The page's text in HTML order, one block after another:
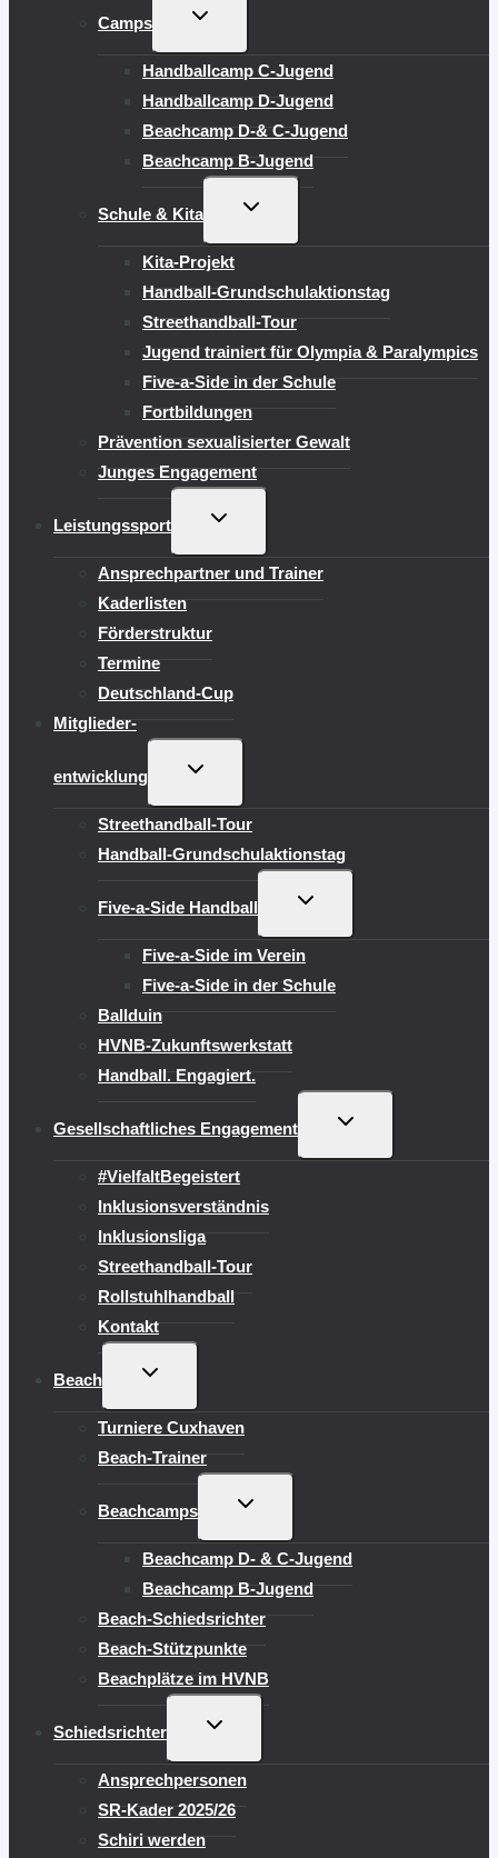
Camps
UNTERMENÜ
Handballcamp C-Jugend
Handballcamp D-Jugend
Beachcamp D-& C-Jugend
Beachcamp B-Jugend
Schule & Kita
UNTERMENÜ
Kita-Projekt
Handball-Grundschulaktionstag
Streethandball-Tour
Jugend trainiert für Olympia & Paralympics
Five-a-Side in der Schule
Fortbildungen
Prävention sexualisierter Gewalt
Junges Engagement
Leistungssport
UNTERMENÜ
Ansprechpartner und Trainer
Kaderlisten
Förderstruktur
Termine
Deutschland-Cup
Mitglieder-
entwicklung
UNTERMENÜ
Streethandball-Tour
Handball-Grundschulaktionstag
Five-a-Side Handball
UNTERMENÜ
Five-a-Side im Verein
Five-a-Side in der Schule
Ballduin
HVNB-Zukunftswerkstatt
Handball. Engagiert.
Gesellschaftliches Engagement
UNTERMENÜ
#VielfaltBegeistert
Inklusionsverständnis
Inklusionsliga
Streethandball-Tour
Rollstuhlhandball
Kontakt
Beach
UNTERMENÜ
Turniere Cuxhaven
Beach-Trainer
Beachcamps
UNTERMENÜ
Beachcamp D- & C-Jugend
Beachcamp B-Jugend
Beach-Schiedsrichter
Beach-Stützpunkte
Beachplätze im HVNB
Schiedsrichter
UNTERMENÜ
Ansprechpersonen
SR-Kader 2025/26
Schiri werden